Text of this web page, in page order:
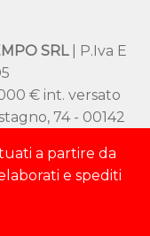
a partire da
e spediti
SRL| P.Iva E
€ int. versato
74 - 00142
e Paolo 54/A –